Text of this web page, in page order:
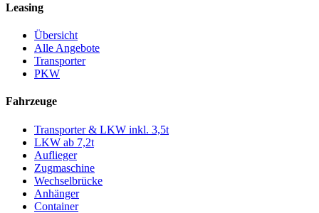
Leasing
Übersicht
Alle Angebote
Transporter
PKW
Fahrzeuge
Transporter & LKW inkl. 3,5t
LKW ab 7,2t
Auflieger
Zugmaschine
Wechselbrücke
Anhänger
Container